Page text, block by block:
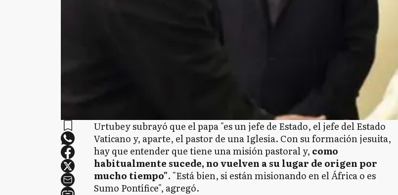
Urtubey subrayó que el papa "es un jefe de Estado, el jefe del Estado
Vaticano y, aparte, el pastor de una Iglesia. Con su formación jesuita,
hay que entender que tiene una misión pastoral y, como
habitualmente sucede, no vuelven a su lugar de origen por
mucho tiempo". "Está bien, si están misionando en el África o es
Sumo Pontífice", agregó.